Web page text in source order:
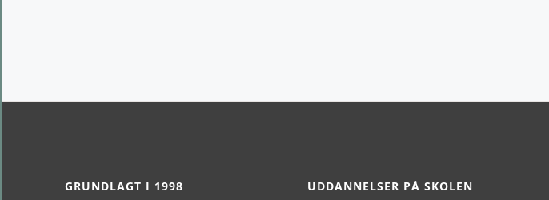
GRUNDLAGT I 1998 UDDANNELSER PÅ SKOLEN